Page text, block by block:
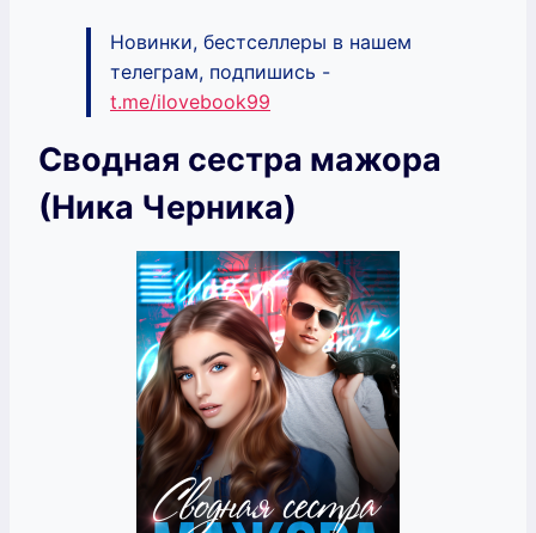
Новинки, бестселлеры в нашем
телеграм, подпишись -
t.me/ilovebook99
Сводная сестра мажора
(Ника Черника)